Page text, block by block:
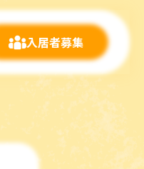
入居者募集